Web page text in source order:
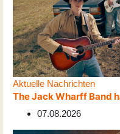
Aktuelle Nachrichten
The Jack Wharff Band
07.08.2026